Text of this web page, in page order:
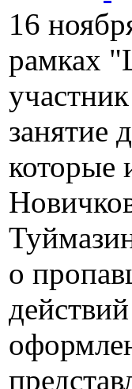
16
рамках
занятие
которые
о